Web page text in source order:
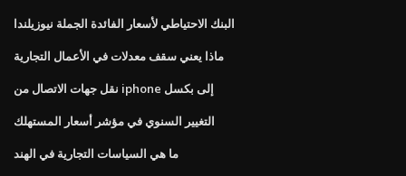
البنك الاحتياطي لأسعار الفائدة الجملة نيوزيلندا
ماذا يعني سقف معدلات في الأعمال التجارية
نقل جهات الاتصال من iphone إلى بكسل
التغيير السنوي في مؤشر أسعار المستهلك
ما هي السياسات التجارية في الهند